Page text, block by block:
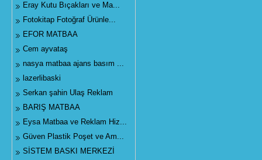
Eray Kutu Bıçakları ve Ma...
Fotokitap Fotoğraf Ürünle...
EFOR MATBAA
Cem ayvataş
nasya matbaa ajans basım ...
lazerlibaski
Serkan şahin Ulaş Reklam
BARIŞ MATBAA
Eysa Matbaa ve Reklam Hiz...
Güven Plastik Poşet ve Am...
SİSTEM BASKI MERKEZİ